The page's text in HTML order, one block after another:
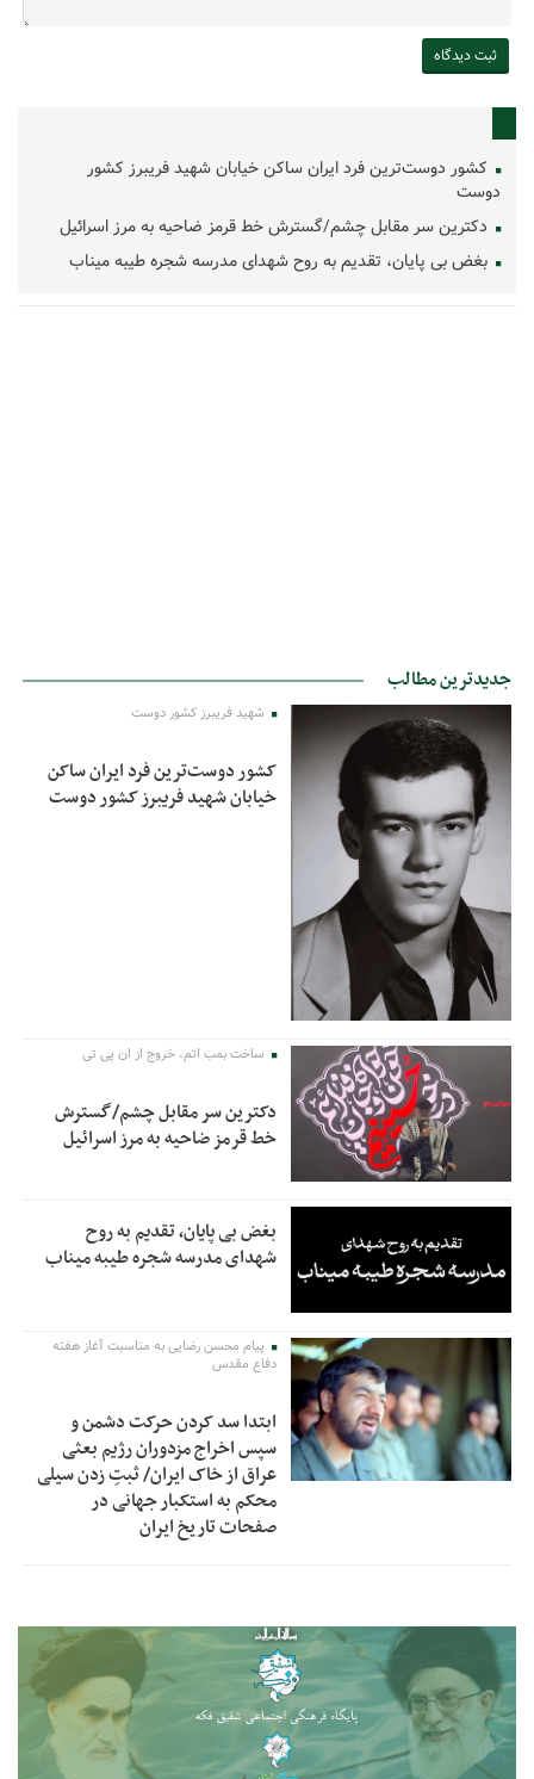
کشور دوست‌ترین فرد ایران ساکن خیابان شهید فریبرز کشور
دوست
دکترین سر مقابل چشم/گسترش خط قرمز ضاحیه به مرز اسرائیل
بغض بی پایان، تقدیم به روح شهدای مدرسه شجره طیبه میناب
جدیدترین مطالب
شهید فریبرز کشور دوست
کشور دوست‌ترین فرد ایران ساکن
خیابان شهید فریبرز کشور دوست
ساخت بمب اتم، خروج از ان پی تی
دکترین سر مقابل چشم/گسترش
خط قرمز ضاحیه به مرز اسرائیل
بغض بی پایان، تقدیم به روح
شهدای مدرسه شجره طیبه میناب
پیام محسن رضایی به مناسبت آغاز هفته
دفاع مقدس
ابتدا سد کردن حرکت دشمن و
سپس اخراج مزدوران رژیم بعثی
عراق از خاک ایران/ ثبتِ زدن سیلی
محکم به استکبار جهانی در
صفحات تاریخ ایران